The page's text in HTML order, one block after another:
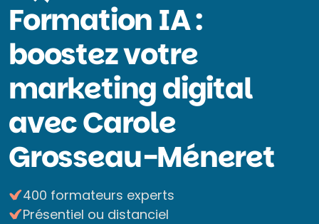
FormationIA :
boostez votre
marketing digital
avec Carole
Grosseau-Méneret
400 formateurs experts
Présentiel ou distanciel